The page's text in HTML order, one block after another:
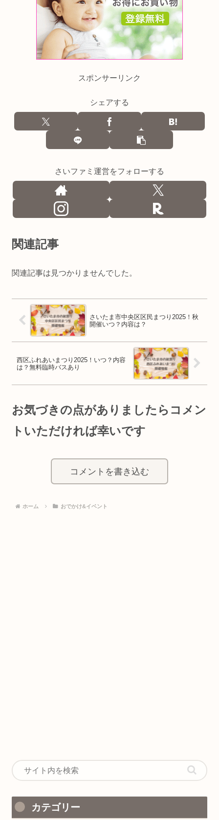
スポンサーリンク
シェアする
さいファミ運営をフォローする
関連記事
関連記事は見つかりませんでした。
さいたま市中央区区民まつり2025！秋
開催いつ？内容は？
西区ふれあいまつり2025！いつ？内容
は？無料臨時バスあり
お気づきの点がありましたらコメン
トいただければ幸いです
コメントを書き込む
ホーム おでかけ&イベント
カテゴリー